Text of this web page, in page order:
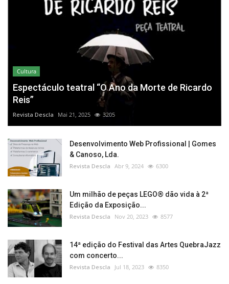
Cultura
Espectáculo teatral “O Ano da Morte de Ricardo
Reis”
Revista Descla Mai 21, 2025 3205
Desenvolvimento Web Profissional | Gomes
& Canoso, Lda.
Revista Descla Abr 9, 2024 6300
Um milhão de peças LEGO® dão vida à 2ª
Edição da Exposição...
Revista Descla Nov 20, 2023 8577
14ª edição do Festival das Artes QuebraJazz
com concerto...
Revista Descla Jul 18, 2023 8350